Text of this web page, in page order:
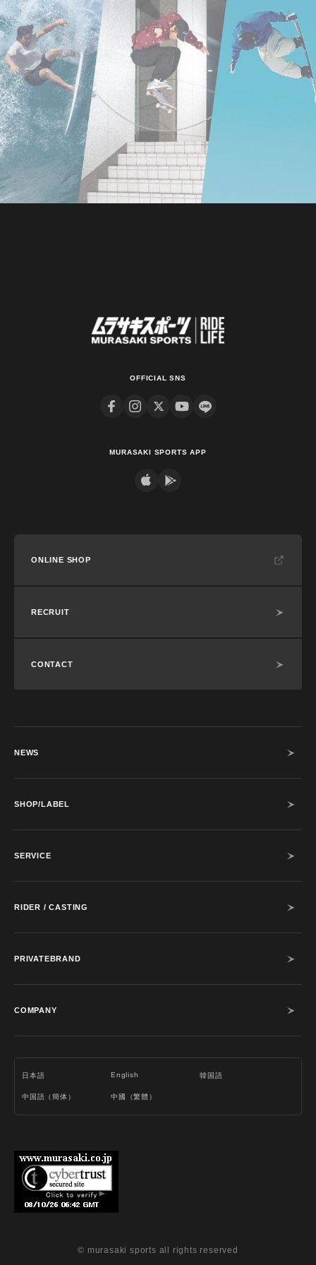
OFFICIAL SNS
MURASAKI SPORTS APP
ONLINE SHOP
RECRUIT
CONTACT
NEWS
SHOP/LABEL
SERVICE
RIDER / CASTING
PRIVATEBRAND
COMPANY
日本語 English 韓国語
中国語（簡体） 中國（繁體）
© murasaki sports all rights reserved